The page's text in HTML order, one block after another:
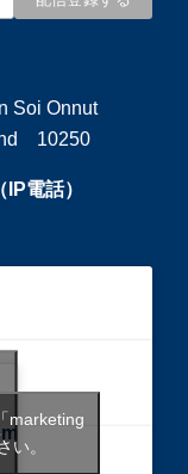
Soi Onnut
10250
電話）
marketing
い。